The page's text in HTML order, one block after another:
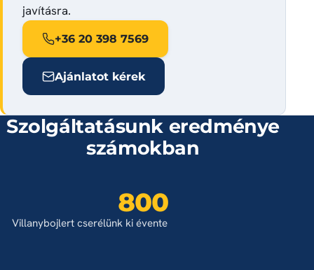
javításra.
+36 20 398 7569
Ajánlatot kérek
Szolgáltatásunk eredménye
számokban
800
Villanybojlert cserélünk ki évente